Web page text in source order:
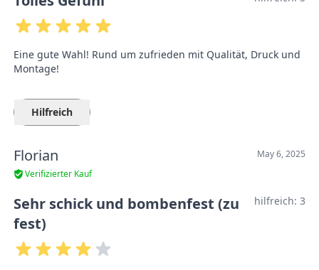
Eine gute Wahl! Rund um zufrieden mit Qualität, Druck und
Montage!
Hilfreich
Florian
Verifizierter Kauf
May 6, 2025
Sehr schick und bombenfest (zu
fest)
hilfreich: 3